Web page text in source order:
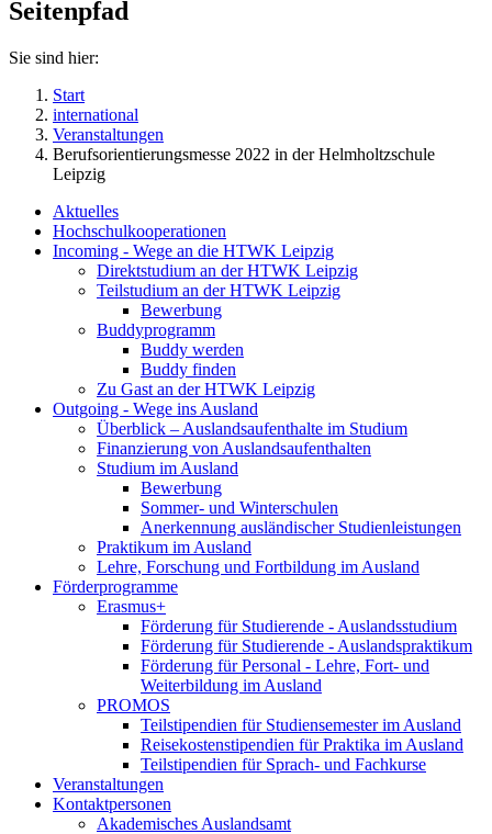
Seitenpfad
Sie sind hier:
Start
international
Veranstaltungen
Berufsorientierungsmesse 2022 in der Helmholtzschule
Leipzig
Aktuelles
Hochschulkooperationen
Incoming - Wege an die HTWK Leipzig
Direktstudium an der HTWK Leipzig
Teilstudium an der HTWK Leipzig
Bewerbung
Buddyprogramm
Buddy werden
Buddy finden
Zu Gast an der HTWK Leipzig
Outgoing - Wege ins Ausland
Überblick – Auslandsaufenthalte im Studium
Finanzierung von Auslandsaufenthalten
Studium im Ausland
Bewerbung
Sommer- und Winterschulen
Anerkennung ausländischer Studienleistungen
Praktikum im Ausland
Lehre, Forschung und Fortbildung im Ausland
Förderprogramme
Erasmus+
Förderung für Studierende - Auslandsstudium
Förderung für Studierende - Auslandspraktikum
Förderung für Personal - Lehre, Fort- und
Weiterbildung im Ausland
PROMOS
Teilstipendien für Studiensemester im Ausland
Reisekostenstipendien für Praktika im Ausland
Teilstipendien für Sprach- und Fachkurse
Veranstaltungen
Kontaktpersonen
Akademisches Auslandsamt